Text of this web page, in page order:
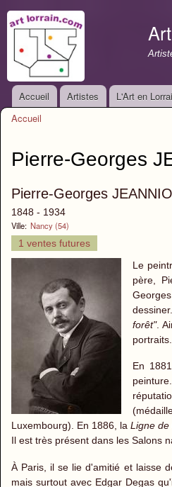
Menu principal
Accueil Artistes L'Art en
Accueil
Pierre-Georges
Pierre-Georges
1848 - 1934
Ville: Nancy (54)
1 ventes futures
Le
père,
forêt".
portraits.
En
Luxembourg). En 1886, la Ligne de
Il est très présent dans les Salons
À Paris, il se lie d'amitié et laisse
mais surtout avec Edgar Degas